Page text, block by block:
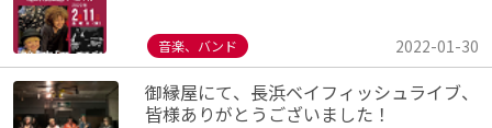
音楽、バンド 2022-01-30
御縁屋にて、長浜ベイフィッシュライブ、
皆様ありがとうございました！